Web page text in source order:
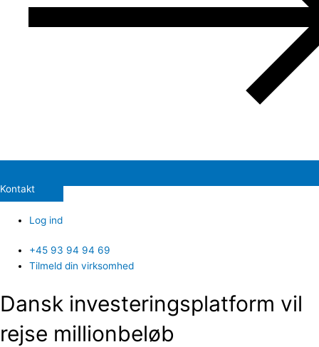
Kontakt
Log ind
+45 93 94 94 69
Tilmeld din virksomhed
Dansk investeringsplatform vil
rejse millionbeløb